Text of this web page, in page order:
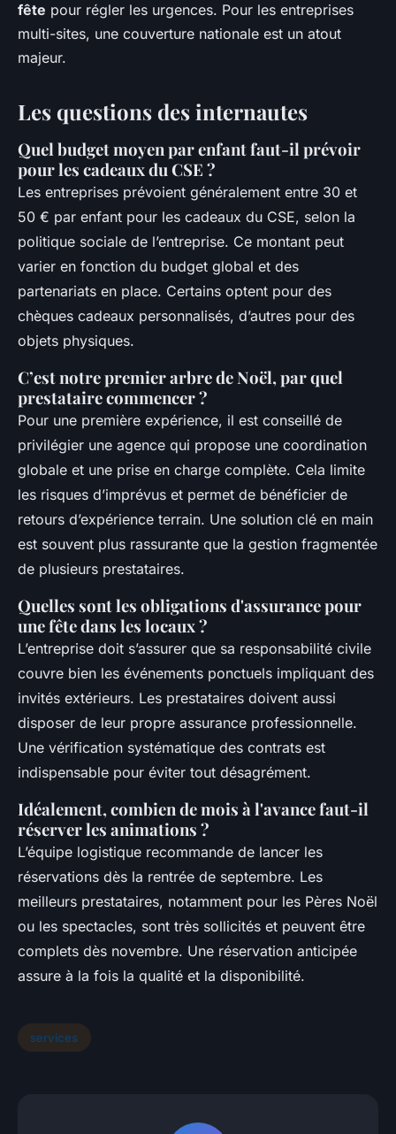
fête pour régler les urgences. Pour les entreprises
multi-sites, une couverture nationale est un atout
majeur.
Les questions des internautes
Quel budget moyen par enfant faut-il prévoir
pour les cadeaux du CSE ?
Les entreprises prévoient généralement entre 30 et
50 € par enfant pour les cadeaux du CSE, selon la
politique sociale de l’entreprise. Ce montant peut
varier en fonction du budget global et des
partenariats en place. Certains optent pour des
chèques cadeaux personnalisés, d’autres pour des
objets physiques.
C’est notre premier arbre de Noël, par quel
prestataire commencer ?
Pour une première expérience, il est conseillé de
privilégier une agence qui propose une coordination
globale et une prise en charge complète. Cela limite
les risques d’imprévus et permet de bénéficier de
retours d’expérience terrain. Une solution clé en main
est souvent plus rassurante que la gestion fragmentée
de plusieurs prestataires.
Quelles sont les obligations d'assurance pour
une fête dans les locaux ?
L’entreprise doit s’assurer que sa responsabilité civile
couvre bien les événements ponctuels impliquant des
invités extérieurs. Les prestataires doivent aussi
disposer de leur propre assurance professionnelle.
Une vérification systématique des contrats est
indispensable pour éviter tout désagrément.
Idéalement, combien de mois à l'avance faut-il
réserver les animations ?
L’équipe logistique recommande de lancer les
réservations dès la rentrée de septembre. Les
meilleurs prestataires, notamment pour les Pères Noël
ou les spectacles, sont très sollicités et peuvent être
complets dès novembre. Une réservation anticipée
assure à la fois la qualité et la disponibilité.
services